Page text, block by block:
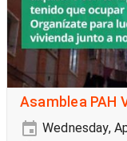
Asamblea PAH
Wednesday,